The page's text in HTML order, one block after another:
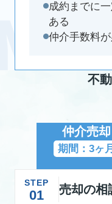
成約までに
ある
仲介手数料
不
仲介売却
期間：3ヶ月
STEP
01 売却の相